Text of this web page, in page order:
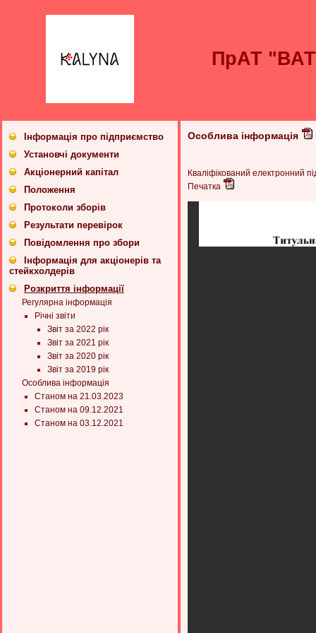
ПрАТ
Інформація про підприємство
Установчі документи
Акціонерний капітал
Положення
Протоколи зборів
Результати перевірок
Повідомлення про збори
Інформація для акціонерів та
стейкхолдерів
Розкриття інформації
Регулярна інформація
Річні звіти
Звіт за 2022 рік
Звіт за 2021 рік
Звіт за 2020 рік
Звіт за 2019 рік
Особлива інформація
Станом на 21.03.2023
Станом на 09.12.2021
Станом на 03.12.2021
Особлива інформація
Кваліфікований електронний
Печатка